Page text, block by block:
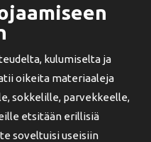
kulumiselta ja
oikeita materiaaleja
sokkelille, parvekkeelle,
etsitään erillisiä
soveltuisi useisiin